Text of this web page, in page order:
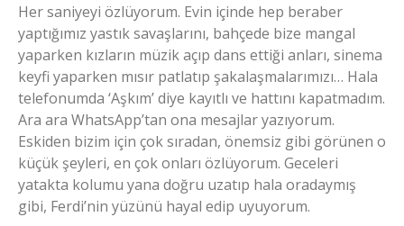
Her saniyeyi özlüyorum. Evin içinde hep beraber
yaptığımız yastık savaşlarını, bahçede bize mangal
yaparken kızların müzik açıp dans ettiği anları, sinema
keyfi yaparken mısır patlatıp şakalaşmalarımızı… Hala
telefonumda ‘Aşkım’ diye kayıtlı ve hattını kapatmadım.
Ara ara WhatsApp’tan ona mesajlar yazıyorum.
Eskiden bizim için çok sıradan, önemsiz gibi görünen o
küçük şeyleri, en çok onları özlüyorum. Geceleri
yatakta kolumu yana doğru uzatıp hala oradaymış
gibi, Ferdi’nin yüzünü hayal edip uyuyorum.